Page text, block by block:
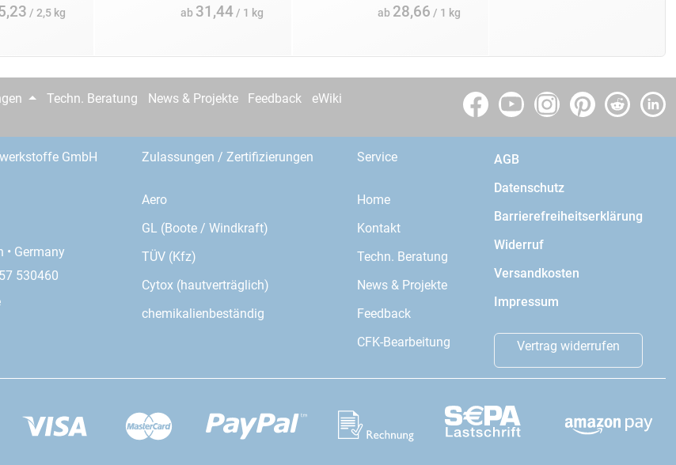
/ 2,5 kg ab 31,44/ 1 kg ab 28,66 / 1 kg
Techn. Beratung News & Projekte Feedback eWiki
GmbH
• Germany
530460
Zulassungen / Zertifizierungen
Aero
GL (Boote / Windkraft)
TÜV (Kfz)
Cytox (hautverträglich)
chemikalienbeständig
Service
Home
Kontakt
Techn. Beratung
News & Projekte
Feedback
CFK-Bearbeitung
AGB
Datenschutz
Barrierefreiheitserklärung
Widerruf
Versandkosten
Impressum
Vertrag widerrufen